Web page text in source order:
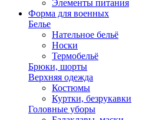
Элементы питания
Форма для военных
Белье
Нательное бельё
Носки
Термобельё
Брюки, шорты
Верхняя одежда
Костюмы
Куртки, безрукавки
Головные уборы